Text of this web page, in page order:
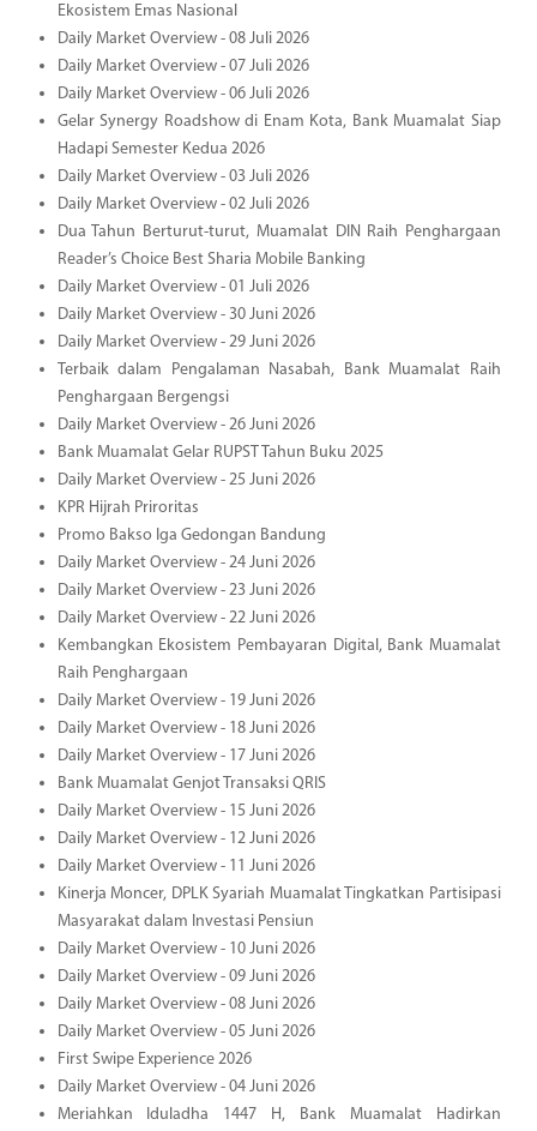
Ekosistem Emas Nasional
Daily Market Overview - 08 Juli 2026
Daily Market Overview - 07 Juli 2026
Daily Market Overview - 06 Juli 2026
Gelar Synergy Roadshow di Enam Kota, Bank Muamalat Siap
Hadapi Semester Kedua 2026
Daily Market Overview - 03 Juli 2026
Daily Market Overview - 02 Juli 2026
Dua Tahun Berturut-turut, Muamalat DIN Raih Penghargaan
Reader’s Choice Best Sharia Mobile Banking
Daily Market Overview - 01 Juli 2026
Daily Market Overview - 30 Juni 2026
Daily Market Overview - 29 Juni 2026
Terbaik dalam Pengalaman Nasabah, Bank Muamalat Raih
Penghargaan Bergengsi
Daily Market Overview - 26 Juni 2026
Bank Muamalat Gelar RUPST Tahun Buku 2025
Daily Market Overview - 25 Juni 2026
KPR Hijrah Priroritas
Promo Bakso Iga Gedongan Bandung
Daily Market Overview - 24 Juni 2026
Daily Market Overview - 23 Juni 2026
Daily Market Overview - 22 Juni 2026
Kembangkan Ekosistem Pembayaran Digital, Bank Muamalat
Raih Penghargaan
Daily Market Overview - 19 Juni 2026
Daily Market Overview - 18 Juni 2026
Daily Market Overview - 17 Juni 2026
Bank Muamalat Genjot Transaksi QRIS
Daily Market Overview - 15 Juni 2026
Daily Market Overview - 12 Juni 2026
Daily Market Overview - 11 Juni 2026
Kinerja Moncer, DPLK Syariah Muamalat Tingkatkan Partisipasi
Masyarakat dalam Investasi Pensiun
Daily Market Overview - 10 Juni 2026
Daily Market Overview - 09 Juni 2026
Daily Market Overview - 08 Juni 2026
Daily Market Overview - 05 Juni 2026
First Swipe Experience 2026
Daily Market Overview - 04 Juni 2026
Meriahkan Iduladha 1447 H, Bank Muamalat Hadirkan